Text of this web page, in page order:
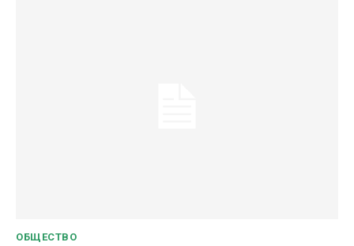
ОБЩЕСТВО